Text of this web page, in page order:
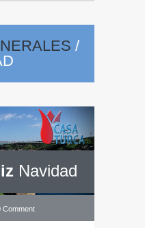
/
Navidad
Comment